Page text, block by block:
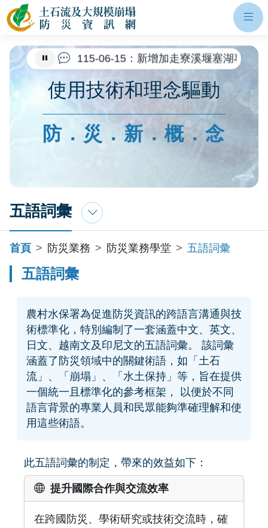
網站主選單
土石流及大規模崩塌防災資訊網
開
115-06-15：新增加走寮溪堰塞湖專區
115-04-14：公告二次災害高風險區調
115-04-04：新增0404豪雨土砂災害狀
115-02-09：因應桃園市龜山區文青里
114-10-16：公告114年優質自主防災
114-10-03：更新二次災害高風險區42
使用技術和理念驅動
防．災．新．概．念
五語詞彙
首頁 防災業務 防災業務學堂 五語詞彙
五語詞彙
農村水保署為促進防災資訊的跨語言溝通與技
術標準化，特別編制了一套涵蓋中文、英文、
日文、越南文及印尼文的五語詞彙。 該詞彙
涵蓋了防災領域中的關鍵術語，如「土石
流」、「崩塌」、「水土保持」等，旨在提供
一個統一且標準化的參考框架， 以便於不同
語言背景的專業人員和民眾能夠準確理解和使
用這些術語。
此五語詞彙的制定，帶來的效益如下：
提升國際合作與交流效率
在跨國防災、學術研究或技術交流時，確